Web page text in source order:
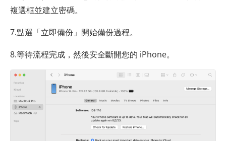
複選框並建立密碼。
7.點選「立即備份」開始備份過程。
8.等待流程完成，然後安全斷開您的 iPhone。